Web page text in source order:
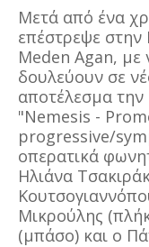
Μετά από ένα
επέστρεψε στην
Meden Agan, με
δουλεύουν σε
αποτέλεσμα την
"Nemesis -
progressive/
οπερατικά
Ηλιάνα
Μικρούλης
(μπάσο) και ο